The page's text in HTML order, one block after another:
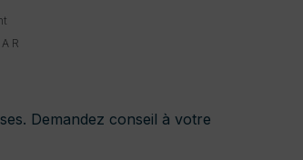
Demandez conseil à votre